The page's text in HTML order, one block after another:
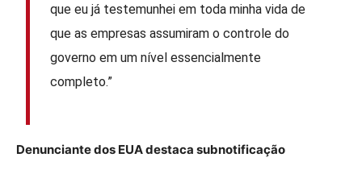
que eu já testemunhei em toda minha vida de
que as empresas assumiram o controle do
governo em um nível essencialmente
completo.”
Denunciante dos EUA destaca subnotificação